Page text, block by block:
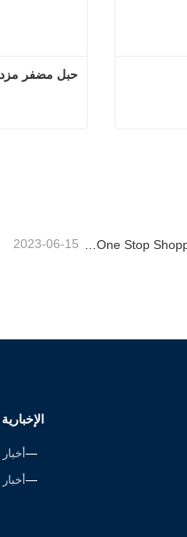
حبل مضفر
Rope Factory-One Stop Shopping Center-Tai an Rope LTD
2023-06-15
الإخبارية